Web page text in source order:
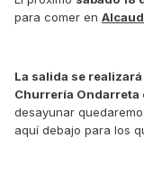
para comer en
La salida se
Churrería Ondarreta
desayunar
aquí debajo para los